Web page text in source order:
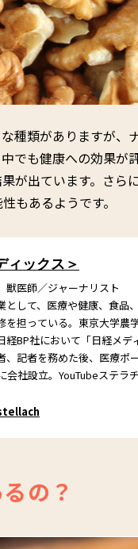
種類がありますが、
でも健康への効果が
が出ています。さら
もあるようです。
ィックス＞
医師／ジャーナリスト
して、医療や健康、食品
担っている。東京大学農
BP社において「日経メデ
記者を務めた後、医療ポ
社設立。YouTubeステラ
の？